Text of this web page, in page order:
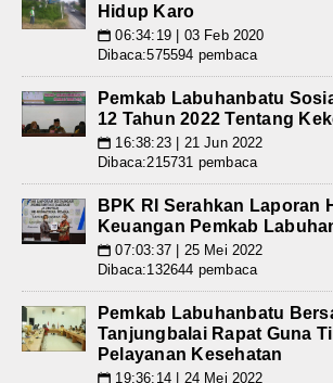
Hidup Karo
📅 06:34:19 | 03 Feb 2020
Dibaca:575594 pembaca
Pemkab Labuhanbatu
12 Tahun 2022 Tentang
📅 16:38:23 | 21 Jun 2022
Dibaca:215731 pembaca
BPK RI Serahkan Laporan
Keuangan Pemkab
📅 07:03:37 | 25 Mei 2022
Dibaca:132644 pembaca
Pemkab Labuhanbatu
Tanjungbalai Rapat Guna
Pelayanan Kesehatan
📅 19:36:14 | 24 Mei 2022